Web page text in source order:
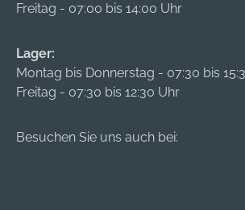
Freitag - 07:00 bis 14:00 Uhr
Lager:
Montag bis Donnerstag - 07:30 bis
Freitag - 07:30 bis 12:30 Uhr
Besuchen Sie uns auch bei: